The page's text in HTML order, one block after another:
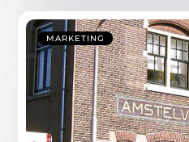
MARKETING